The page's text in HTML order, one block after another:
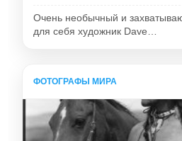
Очень необычный и
для себя художник Dave…
ФОТОГРАФЫ МИРА